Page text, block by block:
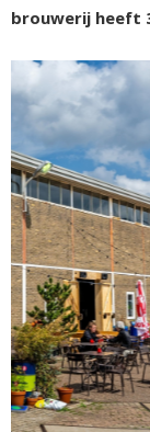
brouwerij heeft